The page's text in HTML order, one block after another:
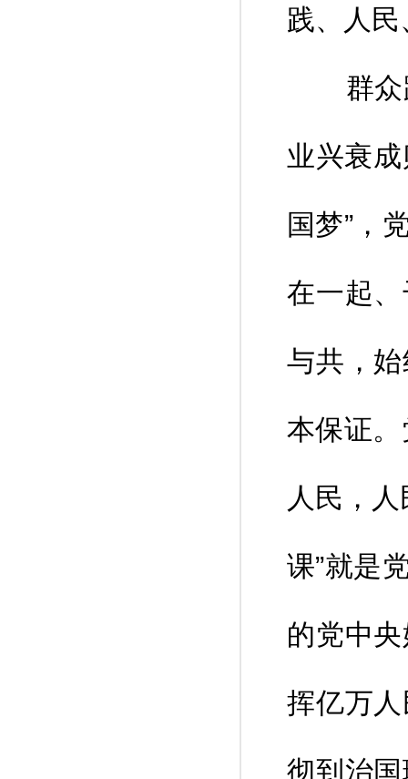
践、人
群众路
业兴衰
国梦”，
在一起
与共，
本保证
人民，
课”就是
的党中
挥亿万
彻到治